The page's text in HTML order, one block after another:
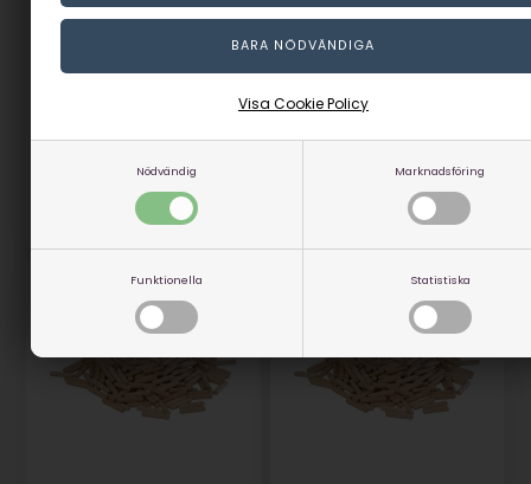
Nödvändig Marknadsföring
Funktionella Statistiska
Visa Cookie Policy
2.949,00
Eventuellt leveranskostnader
Artikelnummer: 17013
st
I lager
(inkl. moms)
Eventuellt leveranskostnader
Artikelnummer: 17026